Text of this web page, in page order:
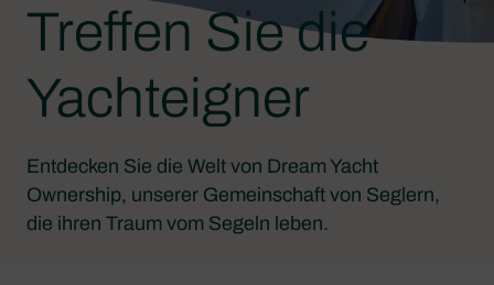
Treffen Sie die
Yachteigner
Entdecken Sie die Welt von Dream Yacht
Ownership, unserer Gemeinschaft von Seglern,
die ihren Traum vom Segeln leben.